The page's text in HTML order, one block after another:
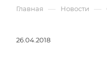
Главная — Новости —
26.04.2018